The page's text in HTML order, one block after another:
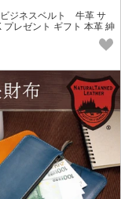
ジネスベルト 牛革 サ
プレゼント ギフト 本革 紳